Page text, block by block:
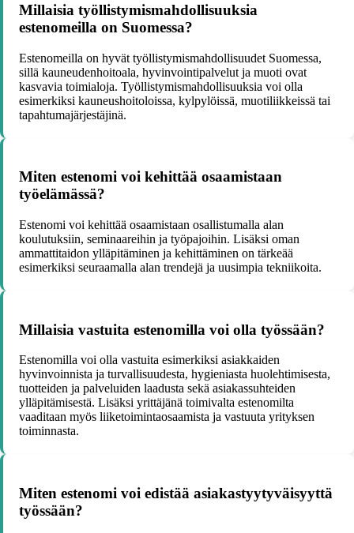
Millaisia työllistymismahdollisuuksia
estenomeilla on Suomessa?
Estenomeilla on hyvät työllistymismahdollisuudet Suomessa,
sillä kauneudenhoitoala, hyvinvointipalvelut ja muoti ovat
kasvavia toimialoja. Työllistymismahdollisuuksia voi olla
esimerkiksi kauneushoitoloissa, kylpylöissä, muotiliikkeissä tai
tapahtumajärjestäjinä.
Miten estenomi voi kehittää osaamistaan
työelämässä?
Estenomi voi kehittää osaamistaan osallistumalla alan
koulutuksiin, seminaareihin ja työpajoihin. Lisäksi oman
ammattitaidon ylläpitäminen ja kehittäminen on tärkeää
esimerkiksi seuraamalla alan trendejä ja uusimpia tekniikoita.
Millaisia vastuita estenomilla voi olla työssään?
Estenomilla voi olla vastuita esimerkiksi asiakkaiden
hyvinvoinnista ja turvallisuudesta, hygieniasta huolehtimisesta,
tuotteiden ja palveluiden laadusta sekä asiakassuhteiden
ylläpitämisestä. Lisäksi yrittäjänä toimivalta estenomilta
vaaditaan myös liiketoimintaosaamista ja vastuuta yrityksen
toiminnasta.
Miten estenomi voi edistää asiakastyytyväisyyttä
työssään?